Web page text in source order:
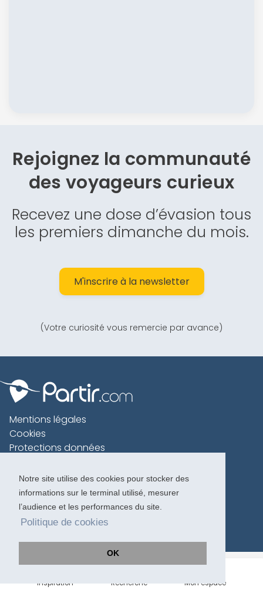
Notre site utilise des cookies pour stocker des
informations sur le terminal utilisé, mesurer
l’audience et les performances du site.
Politique de cookies
OK
Rejoignez la communauté
desvoyageurs curieux
Recevez une dose d’évasion tous
les premiers dimanche du mois.
M'inscrire à la newsletter
(Votre curiosité vous remercie par avance)
Mentions légales
Cookies
Protections données
Charte voyageur
Copyright 1996-2026
Inspiration Recherche Mon espace